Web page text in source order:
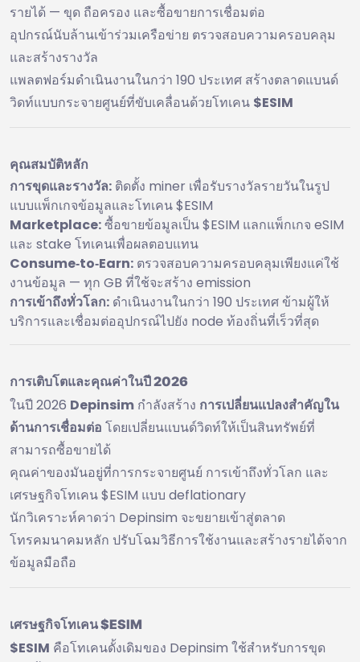
รายได้ — ขุด ถือครอง และซื้อขายการเชื่อมต่อ
อุปกรณ์นับล้านเข้าร่วมเครือข่าย ตรวจสอบความครอบคลุม
และสร้างรางวัล
แพลตฟอร์มดำเนินงานในกว่า 190 ประเทศ สร้างตลาดแบนด์
วิดท์แบบกระจายศูนย์ที่ขับเคลื่อนด้วยโทเคน $ESIM
คุณสมบัติหลัก
การขุดและรางวัล: ติดตั้ง miner เพื่อรับรางวัลรายวันในรูป
แบบแพ็กเกจข้อมูลและโทเคน $ESIM
Marketplace:ซื้อขายข้อมูลเป็น $ESIM แลกแพ็กเกจ eSIM
และ stake โทเคนเพื่อผลตอบแทน
Consume‑to‑Earn: ตรวจสอบความครอบคลุมเพียงแค่ใช้
งานข้อมูล — ทุก GB ที่ใช้จะสร้าง emission
การเข้าถึงทั่วโลก: ดำเนินงานในกว่า 190 ประเทศ ข้ามผู้ให้
บริการและเชื่อมต่ออุปกรณ์ไปยัง node ท้องถิ่นที่เร็วที่สุด
การเติบโตและคุณค่าในปี 2026
ในปี 2026 Depinsim กำลังสร้าง การเปลี่ยนแปลงสำคัญใน
ด้านการเชื่อมต่อ โดยเปลี่ยนแบนด์วิดท์ให้เป็นสินทรัพย์ที่
สามารถซื้อขายได้
คุณค่าของมันอยู่ที่การกระจายศูนย์ การเข้าถึงทั่วโลก และ
เศรษฐกิจโทเคน $ESIM แบบ deflationary
นักวิเคราะห์คาดว่า Depinsim จะขยายเข้าสู่ตลาด
โทรคมนาคมหลัก ปรับโฉมวิธีการใช้งานและสร้างรายได้จาก
ข้อมูลมือถือ
เศรษฐกิจโทเคน $ESIM
$ESIM คือโทเคนดั้งเดิมของ Depinsim ใช้สำหรับการขุด